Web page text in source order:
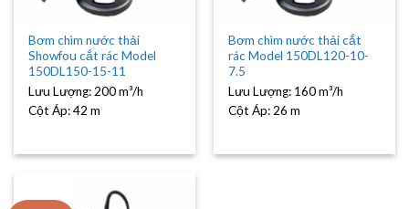
Bơm chìm nước thải
Showfou cắt rác Model
150DL150-15-11
Lưu Lượng:200 m³/h
Cột Áp:42 m
Bơm chìm nước thải cắt
rác Model 150DL120-10-
7.5
Lưu Lượng: 160 m³/h
Cột Áp:26 m